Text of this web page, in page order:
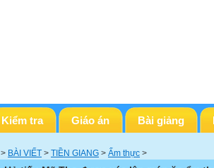
Kiểm tra Giáo án Bài giảng
> BÀI VIẾT > TIỀN GIANG > Ẩm thực >